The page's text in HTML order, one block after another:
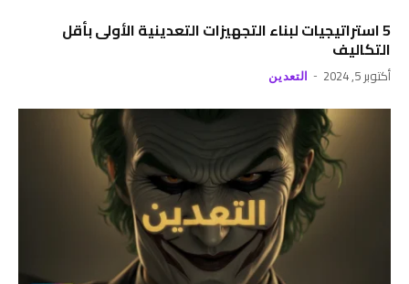
5 استراتيجيات لبناء التجهيزات التعدينية الأولى بأقل
التكاليف
أكتوبر 5, 2024 التعدين